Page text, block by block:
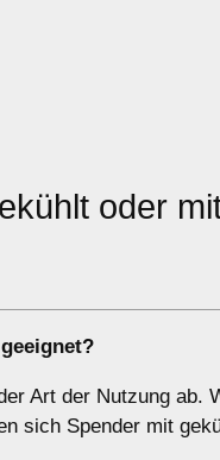
oder
Art der Nutzung ab.
sich Spender mit